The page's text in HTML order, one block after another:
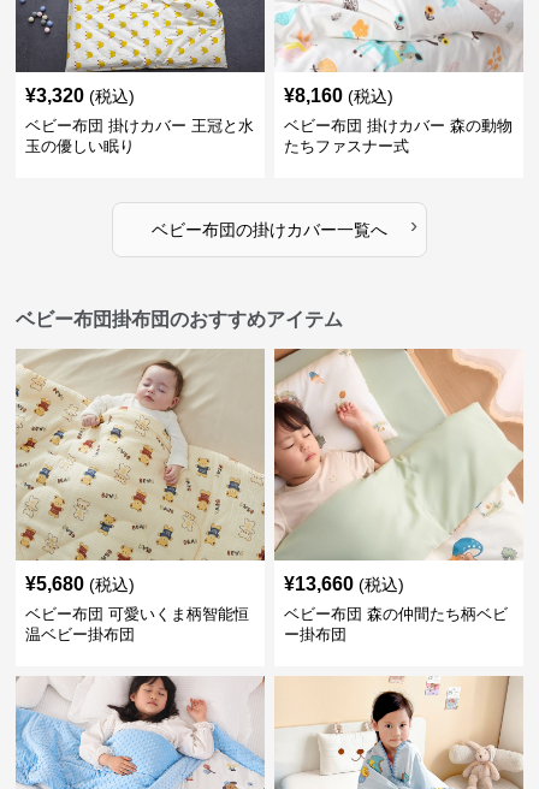
¥3,320 (税込)
ベビー布団 掛けカバー 王冠と水
玉の優しい眠り
¥8,160 (税込)
ベビー布団 掛けカバー 森の動物
たちファスナー式
ベビー布団の掛けカバー一覧へ ›
ベビー布団掛布団のおすすめアイテム
¥5,680 (税込)
ベビー布団 可愛いくま柄智能恒
温ベビー掛布団
¥13,660 (税込)
ベビー布団 森の仲間たち柄ベビ
ー掛布団